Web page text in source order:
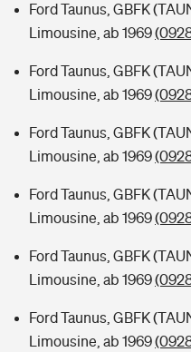
Ford Taunus, GBFK
Limousine, ab 1969
Ford Taunus, GBFK
Limousine, ab 1969
Ford Taunus, GBFK
Limousine, ab 1969
Ford Taunus, GBFK
Limousine, ab 1969
Ford Taunus, GBFK
Limousine, ab 1969
Ford Taunus, GBFK
Limousine, ab 1969